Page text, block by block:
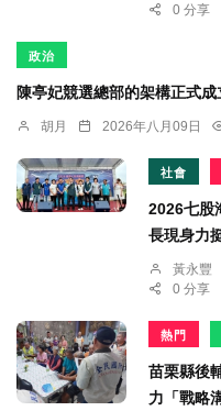
0 分享
政治
陳亭妃競選總部的架構正式成
胡月 2026年八月09日
社會
2026七股
長現身力
黃永豐
0 分享
熱門
苗栗縣後
力「戰略